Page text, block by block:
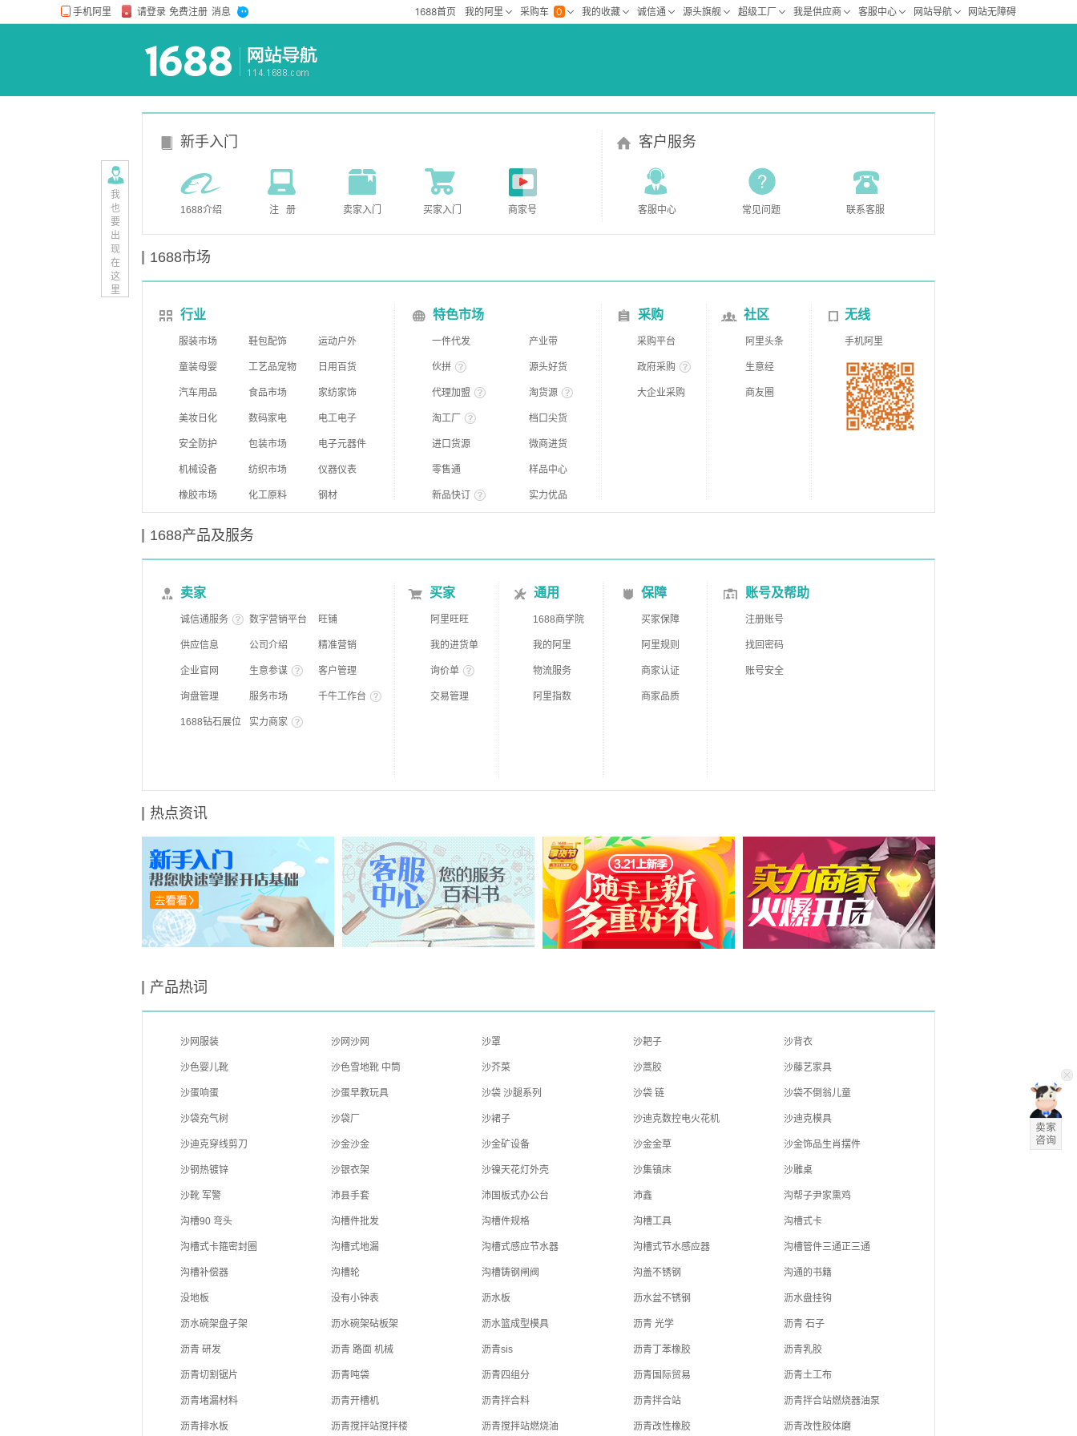
新手入门
1688介绍 注 册 卖家入门 买家入门 商家号
客户服务
客服中心 常见问题 联系客服
1688市场
行业
服装市场 鞋包配饰 运动户外
童装母婴 工艺品宠物 日用百货
汽车用品 食品市场 家纺家饰
美妆日化 数码家电 电工电子
安全防护 包装市场 电子元器件
机械设备 纺织市场 仪器仪表
橡胶市场 化工原料 钢材
特色市场
一件代发 产业带
伙拼 源头好货
代理加盟 淘货源
淘工厂 档口尖货
进口货源 微商进货
零售通 样品中心
新品快订 实力优品
采购
采购平台
政府采购
大企业采购
社区
阿里头条
生意经
商友圈
无线
手机阿里
1688产品及服务
卖家
诚信通服务 数字营销平台 旺铺
供应信息 公司介绍 精准营销
企业官网 生意参谋 客户管理
询盘管理 服务市场 千牛工作台
1688钻石展位 实力商家
买家
阿里旺旺
我的进货单
询价单
交易管理
通用
1688商学院
我的阿里
物流服务
阿里指数
保障
买家保障
阿里规则
商家认证
商家品质
账号及帮助
注册账号
找回密码
账号安全
热点资讯
产品热词
沙网服装 沙网沙网 沙罩 沙耙子 沙背衣
沙色婴儿靴 沙色雪地靴 中筒 沙芥菜 沙蒿胶 沙藤艺家具
沙蛋响蛋 沙蛋早教玩具 沙袋 沙腿系列 沙袋 链 沙袋不倒翁儿童
沙袋充气树 沙袋厂 沙裙子 沙迪克数控电火花机 沙迪克模具
沙迪克穿线剪刀 沙金沙金 沙金矿设备 沙金金草 沙金饰品生肖摆件
沙钢热镀锌 沙银衣架 沙镍天花灯外壳 沙集镇床 沙雕桌
沙靴 军警 沛县手套 沛国板式办公台 沛鑫 沟帮子尹家熏鸡
沟槽90 弯头 沟槽件批发 沟槽件规格 沟槽工具 沟槽式卡
沟槽式卡箍密封圈 沟槽式地漏 沟槽式感应节水器 沟槽式节水感应器 沟槽管件三通正三通
沟槽补偿器 沟槽轮 沟槽铸钢闸阀 沟盖不锈钢 沟通的书籍
没地板 没有小钟表 沥水板 沥水盆不锈钢 沥水盘挂钩
沥水碗架盘子架 沥水碗架砧板架 沥水篮成型模具 沥青 光学 沥青 石子
沥青 研发 沥青 路面 机械 沥青sis 沥青丁苯橡胶 沥青乳胶
沥青切割锯片 沥青吨袋 沥青四组分 沥青国际贸易 沥青土工布
沥青堵漏材料 沥青开槽机 沥青拌合料 沥青拌合站 沥青拌合站燃烧器油泵
沥青排水板 沥青搅拌站搅拌楼 沥青搅拌站燃烧油 沥青改性橡胶 沥青改性胶体磨
我
也
要
出
现
在
这
里